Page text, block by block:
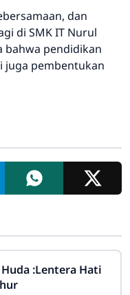
dan
di SMK IT Nurul
bahwa pendidikan
juga pembentukan
:Lentera Hati